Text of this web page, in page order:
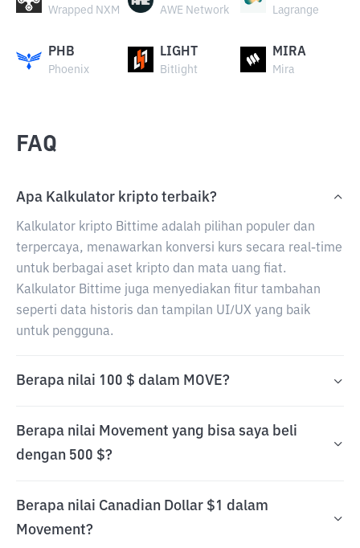
Wrapped NXM AWE Network Lagrange
PHB
Phoenix
LIGHT
Bitlight
MIRA
Mira
FAQ
Apa Kalkulator kripto terbaik?
Kalkulator kripto Bittime adalah pilihan populer dan
terpercaya, menawarkan konversi kurs secara real-time
untuk berbagai aset kripto dan mata uang fiat.
Kalkulator Bittime juga menyediakan fitur tambahan
seperti data historis dan tampilan UI/UX yang baik
untuk pengguna.
Berapa nilai 100 $ dalam MOVE?
Berapa nilai Movement yang bisa saya beli
dengan 500 $?
Berapa nilai Canadian Dollar $1 dalam
Movement?